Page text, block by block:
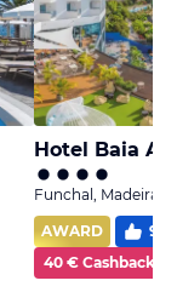
Hotel Baia
Funchal, Madeira
AWARD
97
40 € Cashback